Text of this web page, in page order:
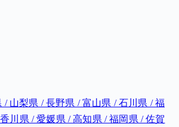
山梨県 / 長野県 / 富山県 / 石川県 / 福
川県 / 愛媛県 / 高知県 / 福岡県 / 佐賀